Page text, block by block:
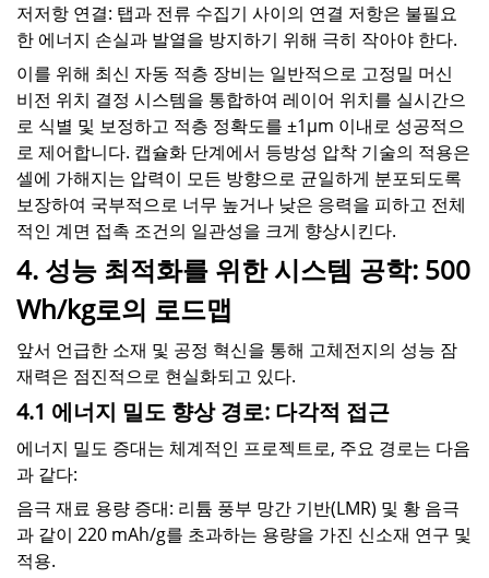
저저항 연결: 탭과 전류 수집기 사이의 연결 저항은 불필요
한 에너지 손실과 발열을 방지하기 위해 극히 작아야 한다.
이를 위해 최신 자동 적층 장비는 일반적으로 고정밀 머신
비전 위치 결정 시스템을 통합하여 레이어 위치를 실시간으
로 식별 및 보정하고 적층 정확도를 ±1μm 이내로 성공적으
로 제어합니다. 캡슐화 단계에서 등방성 압착 기술의 적용은
셀에 가해지는 압력이 모든 방향으로 균일하게 분포되도록
보장하여 국부적으로 너무 높거나 낮은 응력을 피하고 전체
적인 계면 접촉 조건의 일관성을 크게 향상시킨다.
4. 성능 최적화를 위한 시스템 공학: 500
Wh/kg로의 로드맵
앞서 언급한 소재 및 공정 혁신을 통해 고체전지의 성능 잠
재력은 점진적으로 현실화되고 있다.
4.1 에너지 밀도 향상 경로: 다각적 접근
에너지 밀도 증대는 체계적인 프로젝트로, 주요 경로는 다음
과 같다:
음극 재료 용량 증대: 리튬 풍부 망간 기반(LMR) 및 황 음극
과 같이 220 mAh/g를 초과하는 용량을 가진 신소재 연구 및
적용.